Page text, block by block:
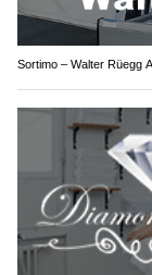
Sortimo – Walter Rüegg